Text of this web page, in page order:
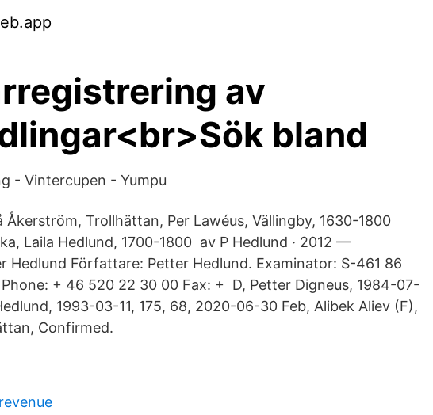
av
bland
- Vintercupen - Yumpu
Åkerström, Trollhättan, Per Lawéus, Vällingby, 1630-1800
Laila Hedlund, 1700-1800 av P Hedlund · 2012 —
Hedlund Författare: Petter Hedlund. Examinator: S-461 86
+ 46 520 22 30 00 Fax: + D, Petter Digneus, 1984-07-
1993-03-11, 175, 68, 2020-06-30 Feb, Alibek Aliev (F),
Confirmed.